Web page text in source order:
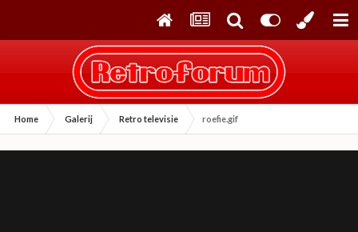
Home Galerij Retro televisie roefie.gif